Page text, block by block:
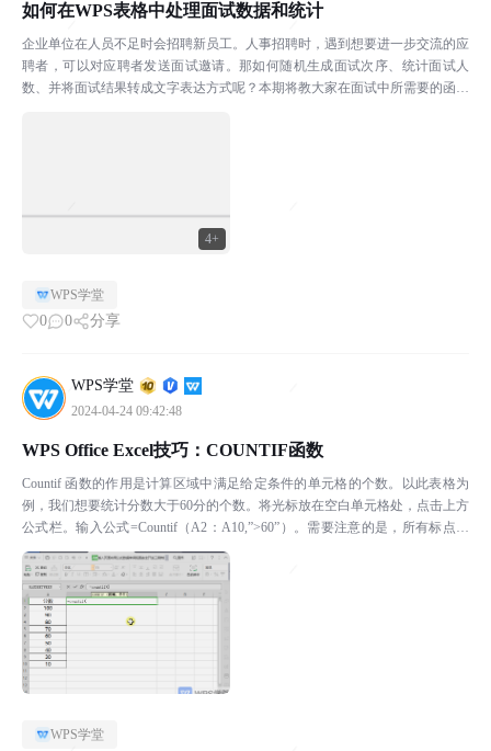
4+
如何在WPS表格中处理面试数据和统计
企业单位在人员不足时会招聘新员工。人事招聘时，遇到想要进一步交流的应
聘者，可以对应聘者发送面试邀请。那如何随机生成面试次序、统计面试人
数、并将面试结果转成文字表达方式呢？本期将教大家在面试中所需要的函数
WPS学堂
0 0 分享
WPS学堂
2024-04-24 09:42:48
WPS Office Excel技巧：COUNTIF函数
Countif 函数的作用是计算区域中满足给定条件的单元格的个数。以此表格为
例，我们想要统计分数大于60分的个数。将光标放在空白单元格处，点击上方
公式栏。输入公式=Countif（A2：A10,”>60”）。需要注意的是，所有标点字
符需要在英文状态下输入。...
WPS学堂